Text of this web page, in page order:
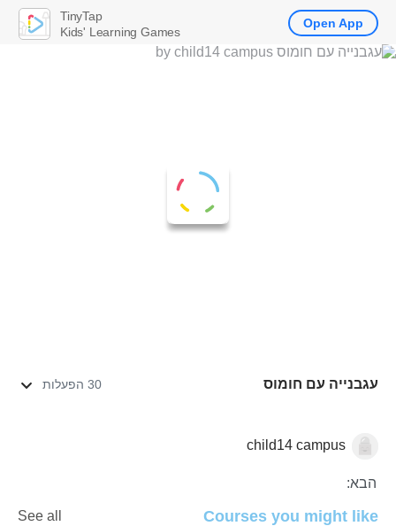
עגבנייה עם חומוס 30 הפעלות
כללי child14 campus
הבא:
Courses you might like
See all
TinyTap
Kids' Learning Games
Open App